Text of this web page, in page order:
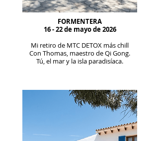
FORMENTERA
16 - 22 de mayo de 2026
Mi retiro de MTC DETOX más chill
Con Thomas, maestro de Qi Gong.
Tú, el mar y la isla paradisíaca.